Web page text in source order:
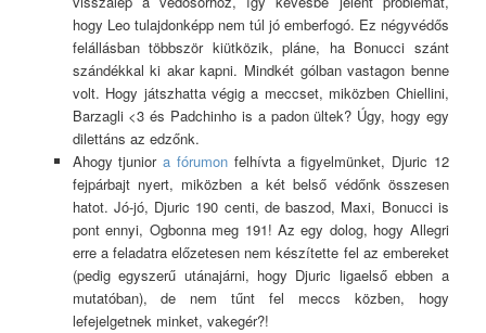
hogy Leo tulajdonképp nem túl jó emberfogó. Ez négyvédős
felállásban többször kiütközik, pláne, ha Bonucci szánt
szándékkal ki akar kapni. Mindkét gólban vastagon benne
volt. Hogy játszhatta végig a meccset, miközben Chiellini,
Barzagli <3 és Padchinho is a padon ültek? Úgy, hogy egy
dilettáns az edzőnk.
Ahogy tjuniora fórumonfelhívta a figyelmünket, Djuric 12
fejpárbajt nyert, miközben a két belső védőnk összesen
hatot. Jó-jó, Djuric 190 centi, de baszod, Maxi, Bonucci is
pont ennyi, Ogbonna meg 191! Az egy dolog, hogy Allegri
erre a feladatra előzetesen nem készítette fel az embereket
(pedig egyszerű utánajárni, hogy Djuric ligaelső ebben a
mutatóban), de nem tűnt fel meccs közben, hogy
lefejelgetnek minket, vakegér?!